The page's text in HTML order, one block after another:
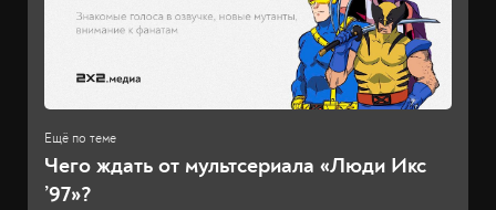
Чего ждать от мультсериала «Люди Икс
’97»?